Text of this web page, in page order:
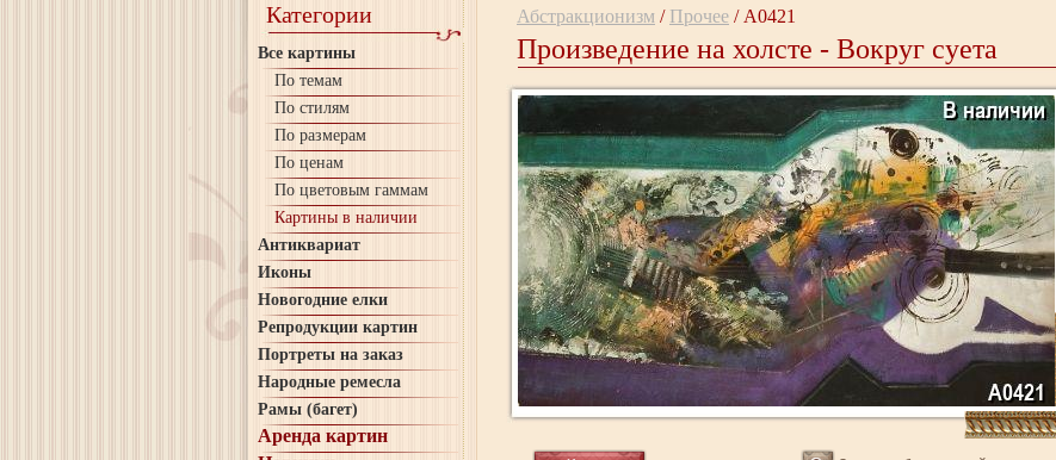
Категории
Все картины
По темам
По стилям
По размерам
По ценам
По цветовым гаммам
Картины в наличии
Антиквариат
Иконы
Новогодние елки
Репродукции картин
Портреты на заказ
Народные ремесла
Рамы (багет)
Аренда картин
Абстракционизм / Прочее / A0421
Произведение на холсте - Вокруг суета